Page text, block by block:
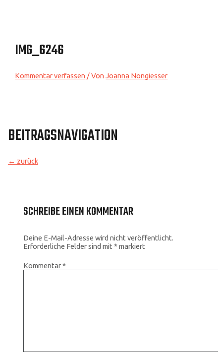
IMG_6246
Kommentar verfassen / VonJoanna Nongiesser
BEITRAGSNAVIGATION
← zurück
SCHREIBE EINEN KOMMENTAR
Deine E-Mail-Adresse wird nicht veröffentlicht.
Erforderliche Felder sind mit*markiert
Kommentar*